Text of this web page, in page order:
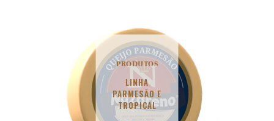
PRODUTOS
LINHA
PARMESÃO E
TROPICAL